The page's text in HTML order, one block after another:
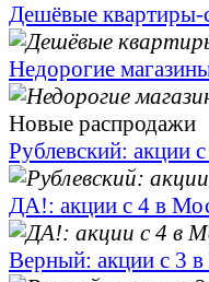
Дешёвые квартиры-
Недорогие
Новые распродажи
Рублевский: акции
ДА!: акции с 4 в
Верный: акции с 3